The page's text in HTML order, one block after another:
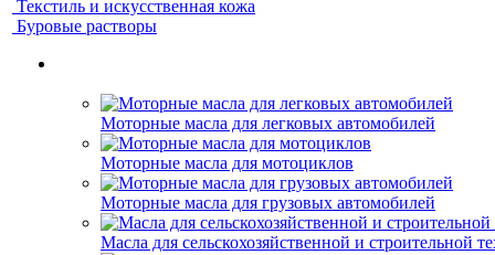
Текстиль и искусственная кожа
Буровые растворы
Моторные масла для легковых автомобилей
Моторные масла для мотоциклов
Моторные масла для грузовых автомобилей
Масла для сельскохозяйственной и строительной